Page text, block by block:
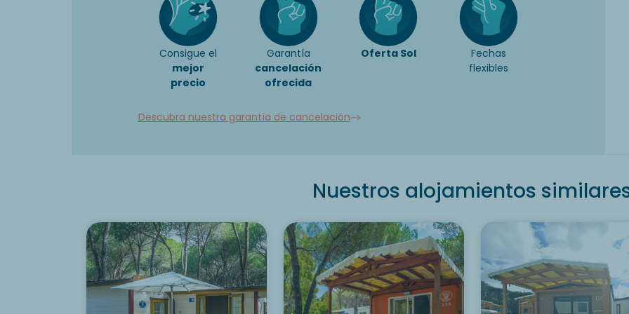
Consigue el
mejor
precio
Garantía
cancelación
ofrecida
Oferta Sol
Fechas
flexibles
Descubra nuestra garantía de cancelación
Nuestros alojamientos